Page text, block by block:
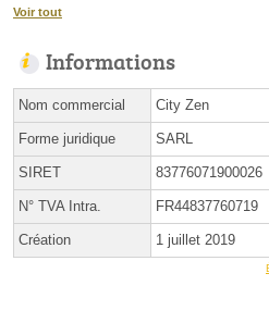
Voir tout
Informations
Nom commercial City Zen
Forme juridique SARL
SIRET 83776071900026
N° TVA Intra. FR44837760719
Création 1 juillet 2019